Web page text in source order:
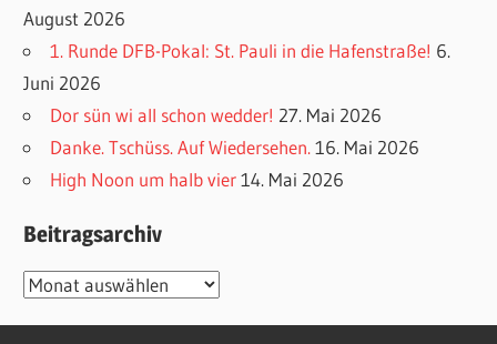
August 2026
1. Runde DFB-Pokal: St. Pauli in die Hafenstraße! 6.
Juni 2026
Dor sün wi all schon wedder! 27. Mai 2026
Danke. Tschüss. Auf Wiedersehen. 16. Mai 2026
High Noon um halb vier 14. Mai 2026
Beitragsarchiv
Beitragsarchiv